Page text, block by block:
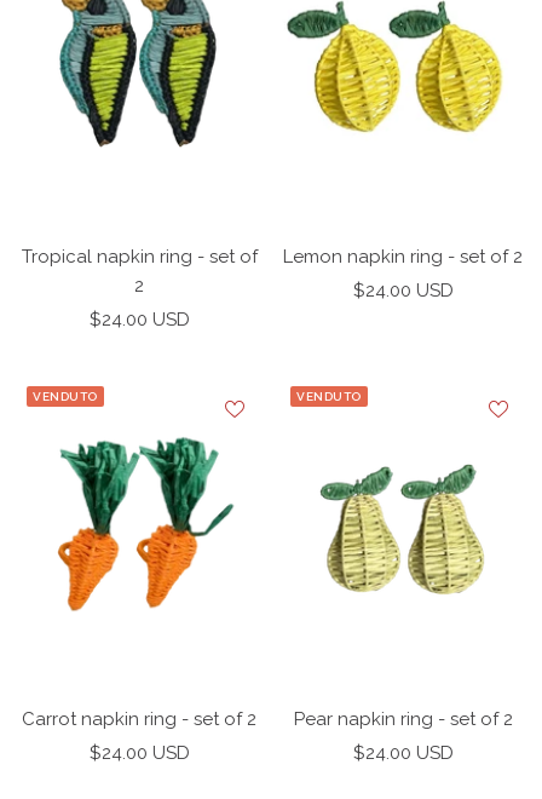
Tropical napkin ring - set of
2
Prezzo
$24.00 USD
Lemon napkin ring - set of 2
Prezzo
$24.00 USD
VENDUTO
Carrot napkin ring - set of 2
Prezzo
$24.00 USD
VENDUTO
Pear napkin ring - set of 2
Prezzo
$24.00 USD